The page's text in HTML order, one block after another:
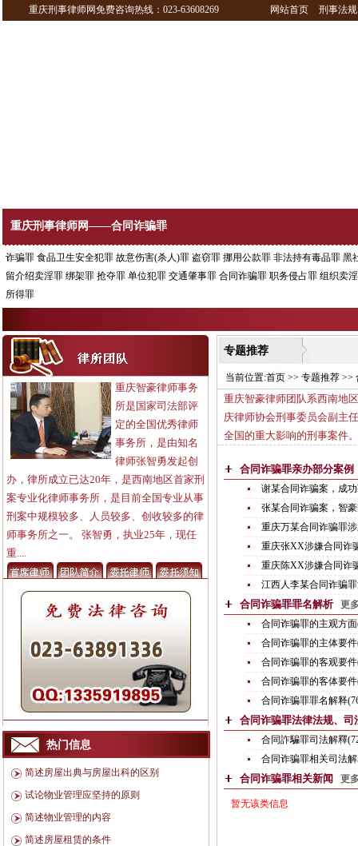
重庆刑事律师网免费咨询热线：023-63608269 网站首页 刑事法规
重庆刑事律师网——合同诈骗罪
诈骗罪 食品卫生安全犯罪 故意伤害(杀人)罪 盗窃罪 挪用公款罪 非法持有毒品罪 黑
留介绍卖淫罪 绑架罪 抢夺罪 单位犯罪 交通肇事罪 合同诈骗罪 职务侵占罪 组织卖
所得罪
重庆智豪律师事务
所是国家司法部评
定的全国优秀律师
事务所，是由知名
律师张智勇发起创
办，律所成立已达20年，是西南地区首家刑
案专业化律师事务所，是目前全国专业从事
刑案中规模较多、人员较多、创收较多的律
师事务所之一。 张智勇，执业25年，现任
重....
热门信息
简述房屋出典与房屋出科的区别
试论物业管理应坚持的原则
简述物业管理的内容
简述房屋租赁的条件
专题推荐
当前位置:首页 >> 专题推荐 >>
重庆智豪律师团队系西南地
庆律师协会刑事委员会副主
全国的重大影响的刑事案件。
合同诈骗罪亲办部分案
谢某合同诈骗案，成
张某合同诈骗案，智
重庆万某合同诈骗罪
重庆张XX涉嫌合同诈
重庆陈XX涉嫌合同诈
江西人李某合同诈骗
合同诈骗罪罪名解析更
合同诈骗罪的主观方
合同诈骗罪的主体要
合同诈骗罪的客观要
合同诈骗罪的客体要
合同诈骗罪罪名解释
合同诈骗罪法律法规、
合同詐騙罪司法解釋
合同诈骗罪相关司法
合同诈骗罪相关新闻更
暂无该类信息